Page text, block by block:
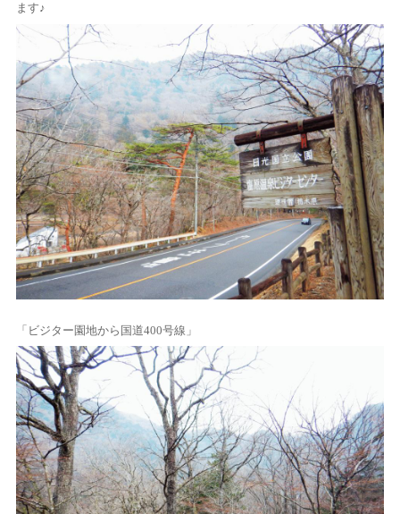
ます♪
「ビジター園地から国道400号線」